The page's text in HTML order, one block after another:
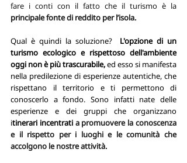
principale fonte di reddito per l’isola.
Qual è quindi la soluzione? L'opzione di un
turismo ecologico e rispettoso dell'ambiente
oggi non è più trascurabile, ed esso si manifesta
nella predilezione di esperienze autentiche, che
rispettano il territorio e ti permettono di
conoscerlo a fondo. Sono infatti nate delle
esperienze e dei gruppi che organizzano
itinerari incentrati a promuovere la conoscenza
e il rispetto per i luoghi e le comunità che
accolgono le nostre attività.